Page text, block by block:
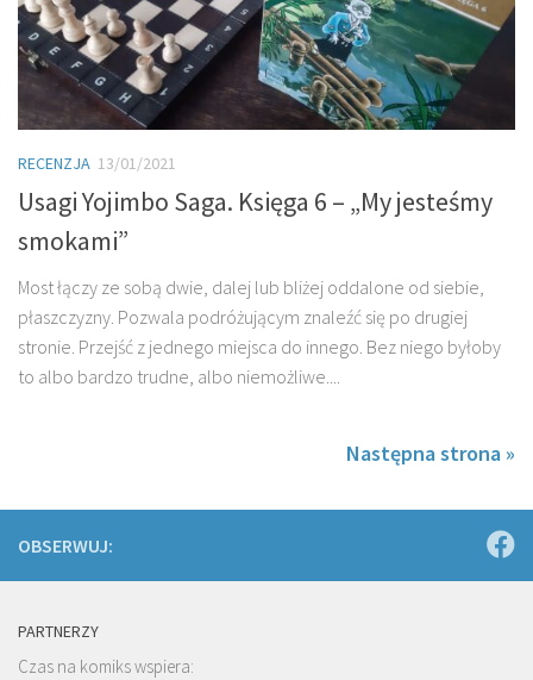
RECENZJA 13/01/2021
Usagi Yojimbo Saga. Księga 6 – „My jesteśmy
smokami”
Most łączy ze sobą dwie, dalej lub bliżej oddalone od siebie,
płaszczyzny. Pozwala podróżującym znaleźć się po drugiej
stronie. Przejść z jednego miejsca do innego. Bez niego byłoby
to albo bardzo trudne, albo niemożliwe....
Następna strona »
OBSERWUJ:
PARTNERZY
Czas na komiks wspiera: